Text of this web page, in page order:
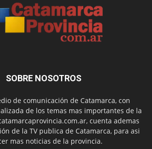
SOBRE NOSOTROS
de comunicación de Catamarca, con
de los temas mas importantes de la
cuenta ademas
de la TV publica de Catamarca, para asi
mas noticias de la provincia.